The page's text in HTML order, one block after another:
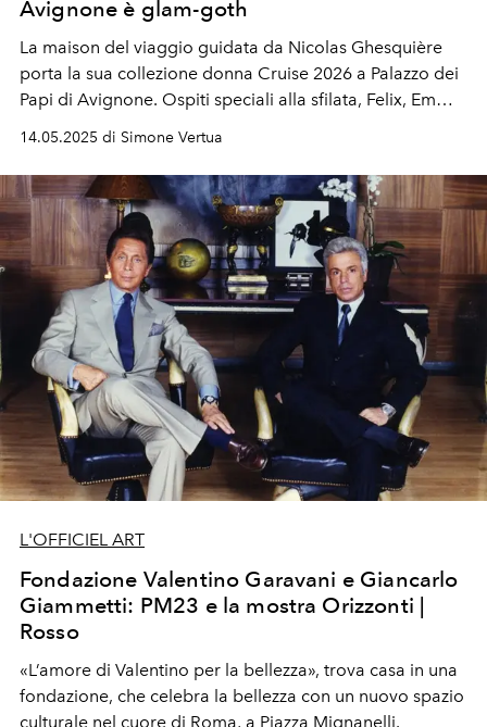
Avignone è glam-goth
La maison del viaggio guidata da Nicolas Ghesquière
porta la sua collezione donna Cruise 2026 a Palazzo dei
Papi di Avignone. Ospiti speciali alla sfilata, Felix, Emma
Stone, Saoirse Ronan e Cate Blanchett.
14.05.2025 di Simone Vertua
L'OFFICIEL ART
Fondazione Valentino Garavani e Giancarlo
Giammetti: PM23 e la mostra Orizzonti |
Rosso
«L’amore di Valentino per la bellezza», trova casa in una
fondazione, che celebra la bellezza con un nuovo spazio
culturale nel cuore di Roma, a Piazza Mignanelli.